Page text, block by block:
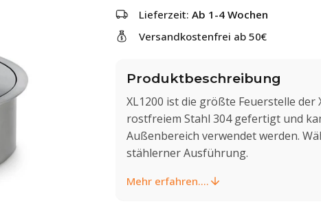
Lieferzeit: Ab 1-4 Wochen
Versandkostenfrei ab 50€
Produktbeschreibung
XL1200 ist die größte Feuerstelle der
rostfreiem Stahl 304 gefertigt und
Außenbereich verwendet werden.
stählerner Ausführung.
Mehr erfahren....